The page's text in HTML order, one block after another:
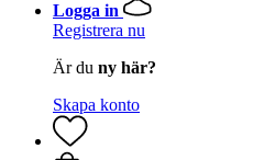
Logga in
Registrera nu
Är du ny här?
Skapa konto